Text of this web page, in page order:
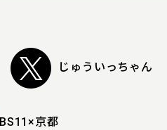
じゅういっちゃん
BS11×京都